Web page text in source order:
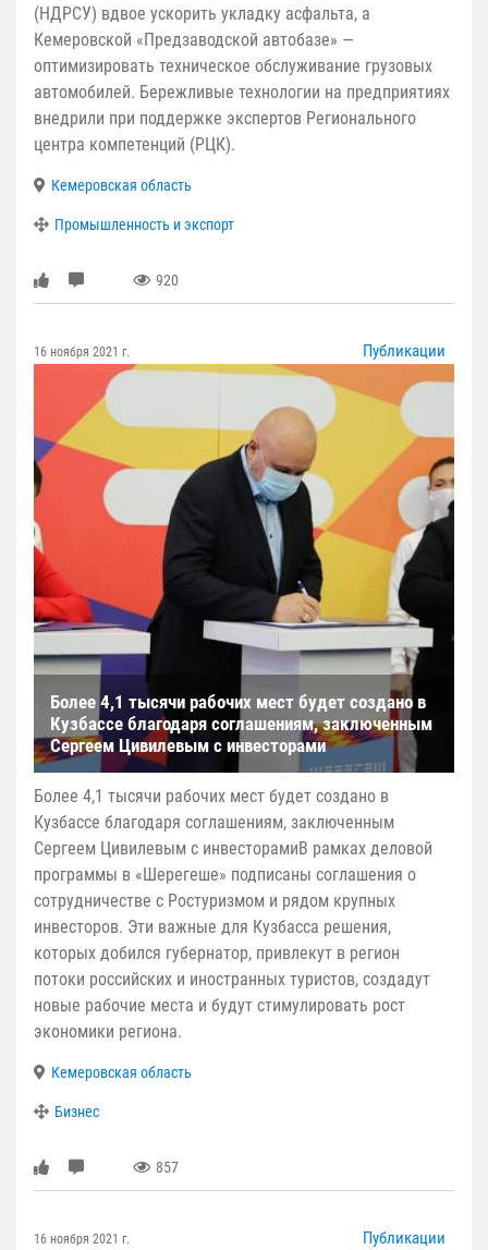
(НДРСУ) вдвое ускорить укладку асфальта, а
Кемеровской «Предзаводской автобазе» —
оптимизировать техническое обслуживание грузовых
автомобилей. Бережливые технологии на предприятиях
внедрили при поддержке экспертов Регионального
центра компетенций (РЦК).
Кемеровская область
Промышленность и экспорт
920
16 ноября 2021 г. Публикации
Более 4,1 тысячи рабочих мест будет создано в
Кузбассе благодаря соглашениям, заключенным
Сергеем Цивилевым с инвесторами
Более 4,1 тысячи рабочих мест будет создано в
Кузбассе благодаря соглашениям, заключенным
Сергеем Цивилевым с инвесторамиВ рамках деловой
программы в «Шерегеше» подписаны соглашения о
сотрудничестве с Ростуризмом и рядом крупных
инвесторов. Эти важные для Кузбасса решения,
которых добился губернатор, привлекут в регион
потоки российских и иностранных туристов, создадут
новые рабочие места и будут стимулировать рост
экономики региона.
Кемеровская область
Бизнес
857
16 ноября 2021 г. Публикации